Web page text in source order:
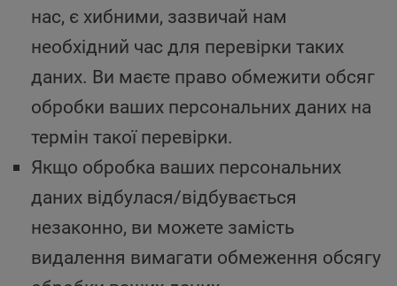
нас, є хибними, зазвичай нам
необхідний час для перевірки таких
даних. Ви маєте право обмежити обсяг
обробки ваших персональних даних на
термін такої перевірки.
Якщо обробка ваших персональних
даних відбулася/відбувається
незаконно, ви можете замість
видалення вимагати обмеження обсягу